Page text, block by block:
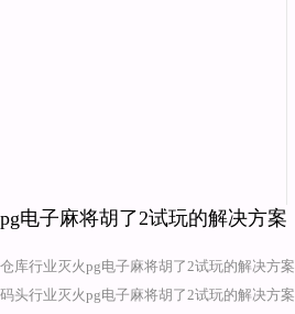
pg电子麻将胡了2试玩的解决方案
仓库行业灭火pg电子麻将胡了2试玩的解决方案
码头行业灭火pg电子麻将胡了2试玩的解决方案